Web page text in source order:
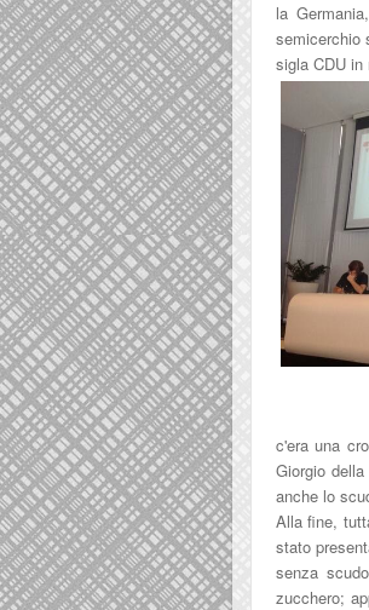
la
semicerchio
sigla CDU
c'era una
Giorgio
anche lo
Alla fine,
stato
senza
zucchero;